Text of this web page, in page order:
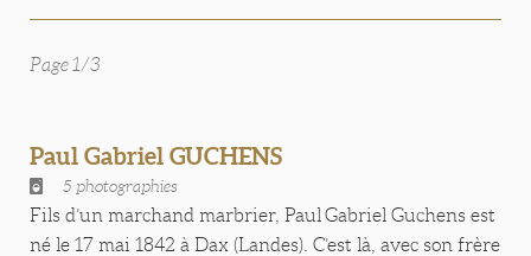
Page 1/3
Paul Gabriel GUCHENS
5 photographies
Fils d’un marchand marbrier, Paul Gabriel Guchens est
né le 17 mai 1842 à Dax (Landes). C’est là, avec son frère